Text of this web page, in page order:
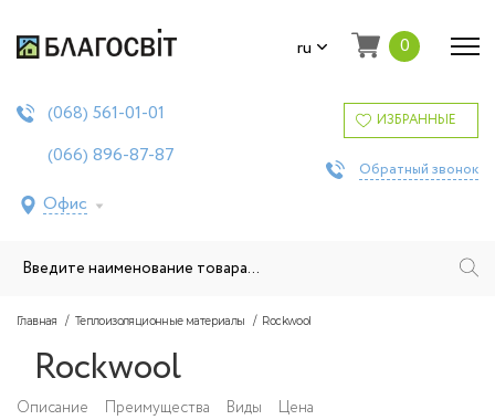
ru 0
(068) 561-01-01
(066) 896-87-87
Офис
ИЗБРАННЫЕ
Обратный звонок
Главная Теплоизоляционные материалы Rockwool
Rockwool
Описание Преимущества Виды Цена